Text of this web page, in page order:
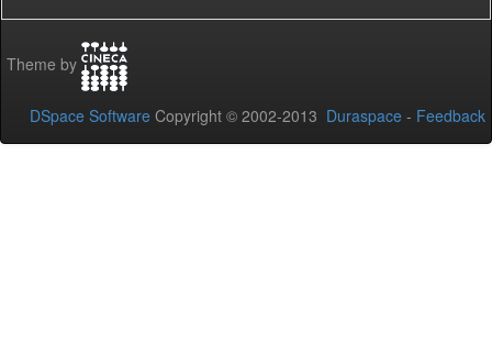
Theme by
DSpace Software Copyright © 2002-2013 Duraspace - Feedback